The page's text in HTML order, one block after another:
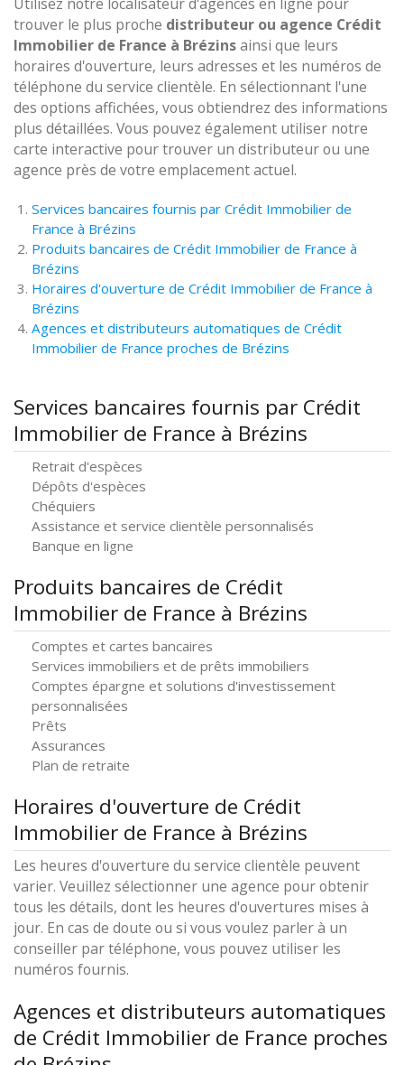
trouver le plus proche distributeur ou agence Crédit
Immobilier de France à Brézinsainsi que leurs
horaires d'ouverture, leurs adresses et les numéros de
téléphone du service clientèle. En sélectionnant l'une
des options affichées, vous obtiendrez des informations
plus détaillées. Vous pouvez également utiliser notre
carte interactive pour trouver un distributeur ou une
agence près de votre emplacement actuel.
Services bancaires fournis par Crédit Immobilier de
France à Brézins
Produits bancaires de Crédit Immobilier de France à
Brézins
Horaires d'ouverture de Crédit Immobilier de France à
Brézins
Agences et distributeurs automatiques de Crédit
Immobilier de France proches de Brézins
Services bancaires fournis par Crédit
Immobilier de France à Brézins
Retrait d'espèces
Dépôts d'espèces
Chéquiers
Assistance et service clientèle personnalisés
Banque en ligne
Produits bancaires de Crédit
Immobilier de France à Brézins
Comptes et cartes bancaires
Services immobiliers et de prêts immobiliers
Comptes épargne et solutions d'investissement
personnalisées
Prêts
Assurances
Plan de retraite
Horaires d'ouverture de Crédit
Immobilier de France à Brézins
Les heures d'ouverture du service clientèle peuvent
varier. Veuillez sélectionner une agence pour obtenir
tous les détails, dont les heures d'ouvertures mises à
jour. En cas de doute ou si vous voulez parler à un
conseiller par téléphone, vous pouvez utiliser les
numéros fournis.
Agences et distributeurs automatiques
de Crédit Immobilier de France proches